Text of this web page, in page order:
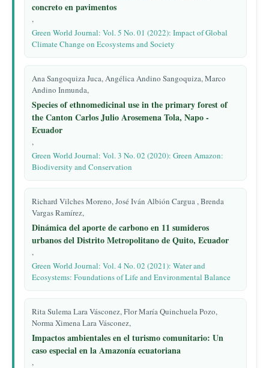
concreto en pavimentos
,
Green World Journal: Vol. 5 No. 01 (2022): Impact of Global
Climate Change on Ecosystems and Society
Ana Sangoquiza Juca, Angélica Andino Sangoquiza, Marco
Andino Inmunda,
Species of ethnomedicinal use in the primary forest of
the Canton Carlos Julio Arosemena Tola, Napo -
Ecuador
,
Green World Journal: Vol. 3 No. 02 (2020): Green Amazon:
Biodiversity and Conservation
Richard Vilches Moreno, José Iván Albión Cargua , Brenda
Vargas Ramírez,
Dinámica del aporte de carbono en 11 sumideros
urbanos del Distrito Metropolitano de Quito, Ecuador
,
Green World Journal: Vol. 4 No. 02 (2021): Water and
Ecosystems: Foundations of Life and Environmental Balance
Rita Sulema Lara Vásconez, Flor María Quinchuela Pozo,
Norma Ximena Lara Vásconez,
Impactos ambientales en el turismo comunitario: Un
caso especial en la Amazonía ecuatoriana
,